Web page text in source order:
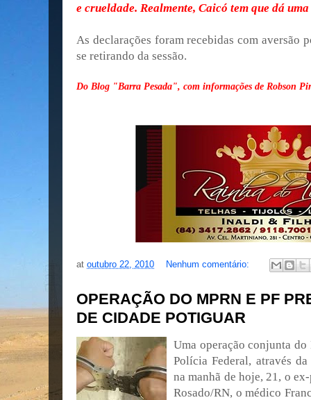
e crueldade. Realmente, Caicó tem que dá
As declarações foram recebidas com aversão
se retirando da sessão.
Do Blog "Barra Pesada", com informações de Robson
at outubro 22, 2010 Nenhum comentário:
OPERAÇÃO DO MPRN E PF
DE CIDADE POTIGUAR
Uma operação conjunta
Polícia Federal, através
na manhã de hoje, 21, o
Rosado/RN, o médico